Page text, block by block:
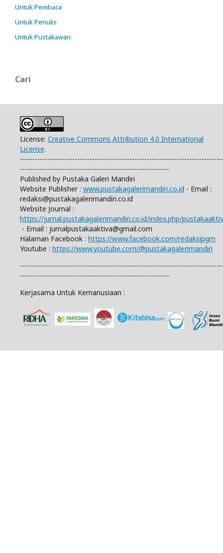
Untuk Pembaca
Untuk Penulis
Untuk Pustakawan
Cari
License: Creative Commons Attribution 4.0 International
License.
------------------------------------------------------------
Published by Pustaka Galeri Mandiri
Website Publisher : www.pustakagalerimandiri.co.id - Email :
redaksi@pustakagalerimandiri.co.id
Website Journal :
https://jurnal.pustakagalerimandiri.co.id/index.php/
- Email : jurnalpustakaaktiva@gmail.com
Halaman Facebook : https://www.facebook.com/redaksipgm
Youtube : https://www.youtube.com/@pustakagalerimandiri
------------------------------------------------------------
Kerjasama Untuk Kemanusiaan :